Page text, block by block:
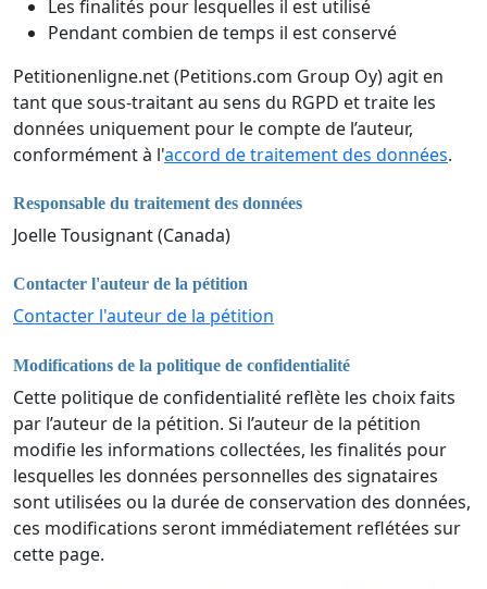
Les finalités pour lesquelles il est utilisé
Pendant combien de temps il est conservé
Petitionenligne.net (Petitions.com Group Oy) agit en
tant que sous-traitant au sens du RGPD et traite les
données uniquement pour le compte de l’auteur,
conformément à l'accord de traitement des données.
Responsable du traitement des données
Joelle Tousignant (Canada)
Contacter l'auteur de la pétition
Contacter l'auteur de la pétition
Modifications de la politique de confidentialité
Cette politique de confidentialité reflète les choix faits
par l’auteur de la pétition. Si l’auteur de la pétition
modifie les informations collectées, les finalités pour
lesquelles les données personnelles des signataires
sont utilisées ou la durée de conservation des données,
ces modifications seront immédiatement reflétées sur
cette page.